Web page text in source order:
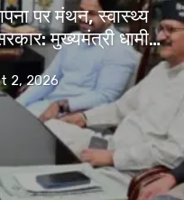
पर मंथन, स्वास्थ्य
मुख्यमंत्री धामी…
2, 2026